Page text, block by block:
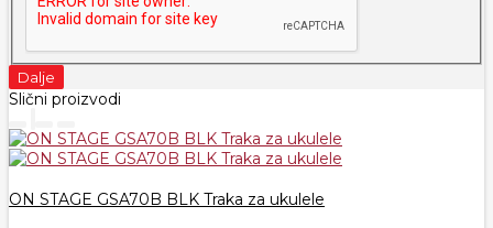
Dalje
Slični proizvodi
ON STAGE GSA70B BLK Traka za ukulele